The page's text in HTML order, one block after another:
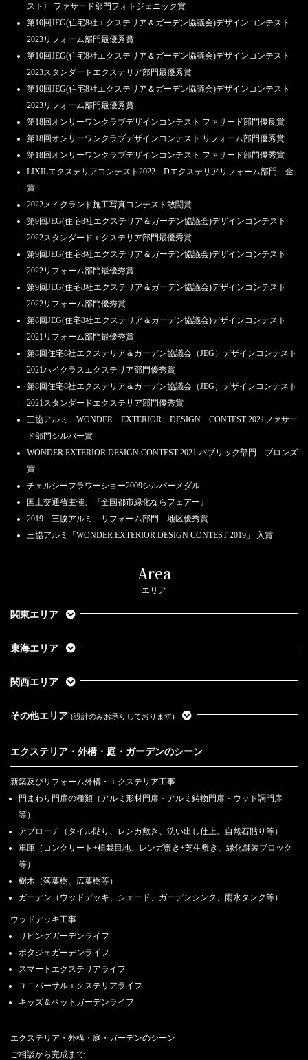
スト〉 ファサード部門フォトジェニック賞
第10回JEG(住宅8社エクステリア＆ガーデン協議会)デザインコンテスト
2023リフォーム部門最優秀賞
第10回JEG(住宅8社エクステリア＆ガーデン協議会)デザインコンテスト
2023スタンダードエクステリア部門最優秀賞
第10回JEG(住宅8社エクステリア＆ガーデン協議会)デザインコンテスト
2023リフォーム部門最優秀賞
第18回オンリーワンクラブデザインコンテスト ファサード部門優良賞
第18回オンリーワンクラブデザインコンテスト リフォーム部門優秀賞
第18回オンリーワンクラブデザインコンテスト ファサード部門優秀賞
LIXILエクステリアコンテスト2022 Dエクステリアリフォーム部門 金
賞
2022メイクランド施工写真コンテスト敢闘賞
第9回JEG(住宅8社エクステリア＆ガーデン協議会)デザインコンテスト
2022スタンダードエクステリア部門最優秀賞
第9回JEG(住宅8社エクステリア＆ガーデン協議会)デザインコンテスト
2022リフォーム部門最優秀賞
第9回JEG(住宅8社エクステリア＆ガーデン協議会)デザインコンテスト
2022リフォーム部門優秀賞
第8回JEG(住宅8社エクステリア＆ガーデン協議会)デザインコンテスト
2021リフォーム部門最優秀賞
第8回住宅8社エクステリア＆ガーデン協議会（JEG）デザインコンテスト
2021ハイクラスエクステリア部門優秀賞
第8回住宅8社エクステリア＆ガーデン協議会（JEG）デザインコンテスト
2021スタンダードエクステリア部門優秀賞
三協アルミ WONDER EXTERIOR DESIGN CONTEST 2021ファサー
ド部門シルバー賞
WONDER EXTERIOR DESIGN CONTEST 2021 パブリック部門 ブロンズ
賞
チェルシーフラワーショー2009シルバーメダル
国土交通省主催、『全国都市緑化ならフェアー』
2019 三協アルミ リフォーム部門 地区優秀賞
三協アルミ「WONDER EXTERIOR DESIGN CONTEST 2019」 入賞
Area
エリア
関東エリア
東海エリア
関西エリア
その他エリア (設計のみお承りしております)
エクステリア・外構・庭・ガーデンのシーン
新築及びリフォーム外構・エクステリア工事
門まわり門扉の種類（アルミ形材門扉・アルミ鋳物門扉・ウッド調門扉
等）
アプローチ（タイル貼り、レンガ敷き、洗い出し仕上、自然石貼り等）
車庫（コンクリート+植栽目地、レンガ敷き+芝生敷き、緑化舗装ブロック
等）
樹木（落葉樹、広葉樹等）
ガーデン（ウッドデッキ、シェード、ガーデンシンク、雨水タンク等）
ウッドデッキ工事
リビングガーデンライフ
ポタジェガーデンライフ
スマートエクステリアライフ
ユニバーサルエクステリアライフ
キッズ＆ペットガーデンライフ
エクステリア・外構・庭・ガーデンのシーン
ご相談から完成まで